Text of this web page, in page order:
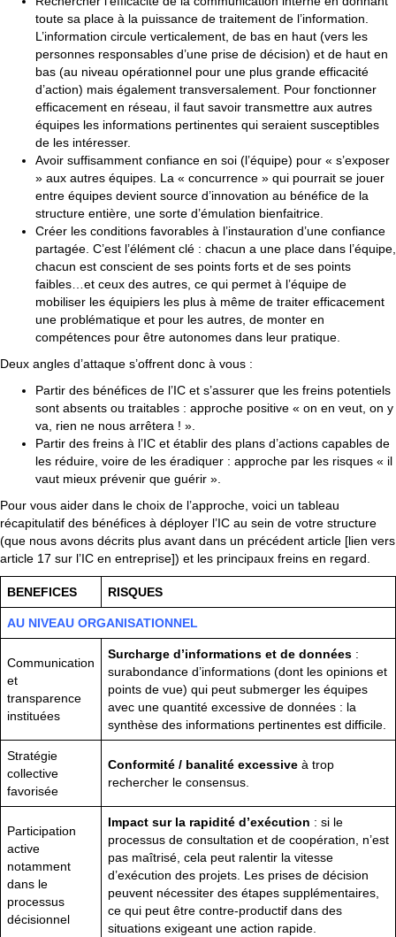
toute sa place à la puissance de traitement de l’information.
L’information circule verticalement, de bas en haut (vers les
personnes responsables d’une prise de décision) et de haut en
bas (au niveau opérationnel pour une plus grande efficacité
d’action) mais également transversalement. Pour fonctionner
efficacement en réseau, il faut savoir transmettre aux autres
équipes les informations pertinentes qui seraient susceptibles
de les intéresser.
Avoir suffisamment confiance en soi (l’équipe) pour « s’exposer
» aux autres équipes. La « concurrence » qui pourrait se jouer
entre équipes devient source d’innovation au bénéfice de la
structure entière, une sorte d’émulation bienfaitrice.
Créer les conditions favorables à l’instauration d’une confiance
partagée. C’est l’élément clé : chacun a une place dans l’équipe,
chacun est conscient de ses points forts et de ses points
faibles…et ceux des autres, ce qui permet à l’équipe de
mobiliser les équipiers les plus à même de traiter efficacement
une problématique et pour les autres, de monter en
compétences pour être autonomes dans leur pratique.
Deux angles d’attaque s’offrent donc à vous :
Partir des bénéfices de l’IC et s’assurer que les freins potentiels
sont absents ou traitables : approche positive « on en veut, on y
va, rien ne nous arrêtera ! ».
Partir des freins à l’IC et établir des plans d’actions capables de
les réduire, voire de les éradiquer : approche par les risques « il
vaut mieux prévenir que guérir ».
Pour vous aider dans le choix de l’approche, voici un tableau
récapitulatif des bénéfices à déployer l’IC au sein de votre structure
(que nous avons décrits plus avant dans un précédent article [lien vers
article 17 sur l’IC en entreprise]) et les principaux freins en regard.
BENEFICES RISQUES
AU NIVEAU ORGANISATIONNEL
Communication
et
transparence
instituées
Surcharge d’informations et de données :
surabondance d’informations (dont les opinions et
points de vue) qui peut submerger les équipes
avec une quantité excessive de données : la
synthèse des informations pertinentes est difficile.
Stratégie
collective
favorisée
Conformité / banalité excessive à trop
rechercher le consensus.
Participation
active
notamment
dans le
processus
décisionnel
Impact sur la rapidité d’exécution : si le
processus de consultation et de coopération, n’est
pas maîtrisé, cela peut ralentir la vitesse
d’exécution des projets. Les prises de décision
peuvent nécessiter des étapes supplémentaires,
ce qui peut être contre-productif dans des
situations exigeant une action rapide.